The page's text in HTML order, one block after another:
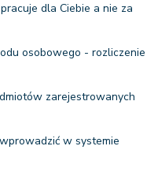
dla Ciebie a nie za
osobowego - rozliczenie
zarejestrowanych
w systemie